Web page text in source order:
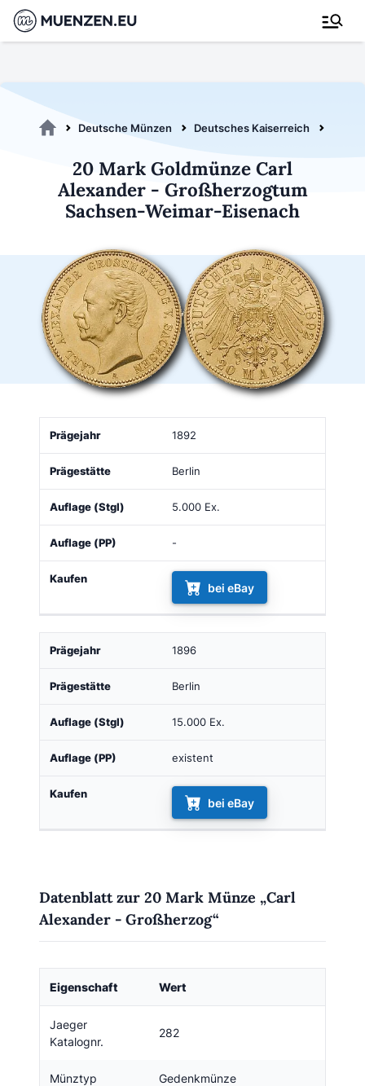
Deutsche Münzen Deutsches Kaiserreich
20 Mark Goldmünze Carl
Alexander - Großherzogtum
Sachsen-Weimar-Eisenach
Prägejahr Prägestätte
(Stgl)
(PP)
1892
Berlin
5.000 Ex.
-
bei eBay
1896
Berlin
15.000 Ex.
existent
bei eBay
Datenblatt zur 20 Mark Münze „Carl
Alexander - Großherzog“
Eigenschaft Wert
Jaeger
Katalognr.
282
Münztyp Gedenkmünze